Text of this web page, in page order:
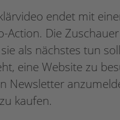
endet mit
Action. Die
als nächstes tun
eine Website zu
Newsletter
kaufen.